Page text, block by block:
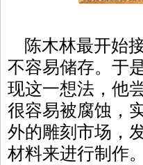
陈木林最开始
不容易储存。于
现这一想法，他
很容易被腐蚀，
外的雕刻市场，
材料来进行制作